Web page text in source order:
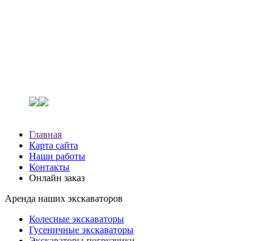
Главная
Карта сайта
Наши работы
Контакты
Онлайн заказ
Аренда наших экскаваторов
Колесные экскаваторы
Гусеничные экскаваторы